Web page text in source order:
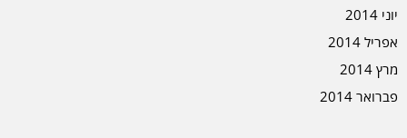
יוני 2014
אפריל 2014
מרץ 2014
פברואר 2014